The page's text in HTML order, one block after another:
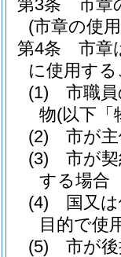
第3条
市章
(市章の使
第4条
市章
に使用す
(1)
市職
物(以下「
(2)
市が
(3)
市が
する場合
(4)
国又
目的で使
(5)
市が